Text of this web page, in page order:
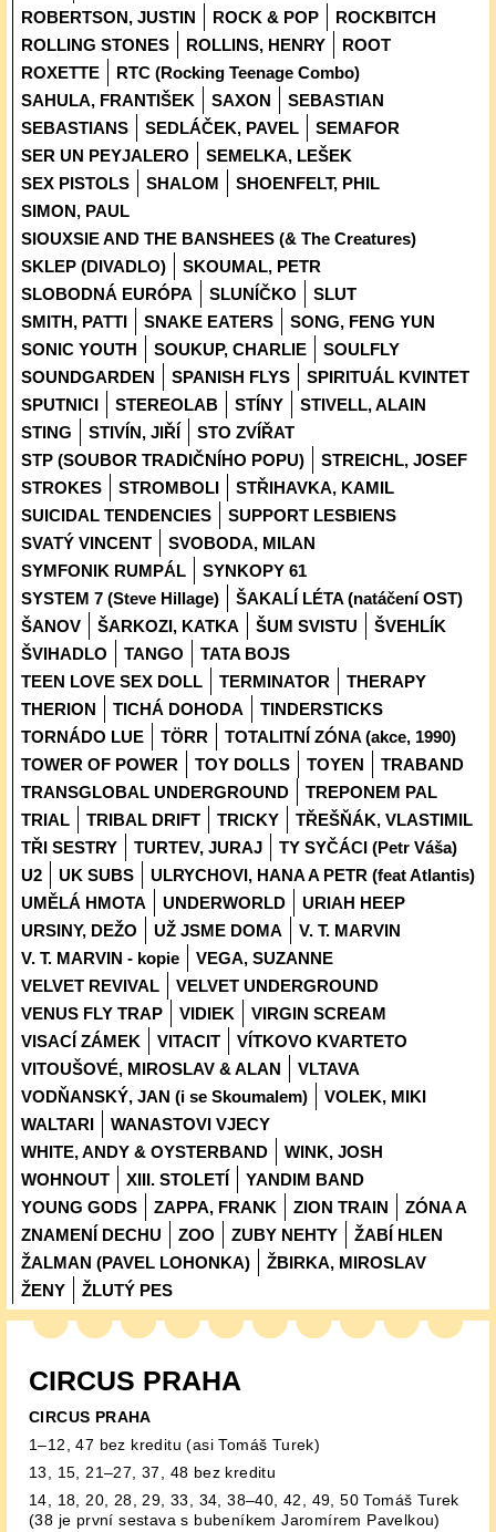
ROBERTSON, JUSTIN
ROCK & POP
ROCKBITCH
ROLLING STONES
ROLLINS, HENRY
ROOT
ROXETTE
RTC (Rocking Teenage Combo)
SAHULA, FRANTIŠEK
SAXON
SEBASTIAN
SEBASTIANS
SEDLÁČEK, PAVEL
SEMAFOR
SER UN PEYJALERO
SEMELKA, LEŠEK
SEX PISTOLS
SHALOM
SHOENFELT, PHIL
SIMON, PAUL
SIOUXSIE AND THE BANSHEES (& The Creatures)
SKLEP (DIVADLO)
SKOUMAL, PETR
SLOBODNÁ EURÓPA
SLUNÍČKO
SLUT
SMITH, PATTI
SNAKE EATERS
SONG, FENG YUN
SONIC YOUTH
SOUKUP, CHARLIE
SOULFLY
SOUNDGARDEN
SPANISH FLYS
SPIRITUÁL KVINTET
SPUTNICI
STEREOLAB STÍNY
STIVELL, ALAIN
STING
STIVÍN, JIŘÍ
STO ZVÍŘAT
STP (SOUBOR TRADIČNÍHO POPU)
STREICHL, JOSEF
STROKES
STROMBOLI
STŘIHAVKA, KAMIL
SUICIDAL TENDENCIES
SUPPORT LESBIENS
SVATÝ VINCENT
SVOBODA, MILAN
SYMFONIK RUMPÁL
SYNKOPY 61
SYSTEM 7 (Steve Hillage)
ŠAKALÍ LÉTA (natáčení OST)
ŠANOV
ŠARKOZI, KATKA ŠUM SVISTU
ŠVEHLÍK
ŠVIHADLO
TANGO
TATA BOJS
TEEN LOVE SEX DOLL
TERMINATOR
THERAPY
THERION
TICHÁ DOHODA
TINDERSTICKS
TORNÁDO LUE
TÖRR
TOTALITNÍ ZÓNA (akce, 1990)
TOWER OF POWER
TOY DOLLS TOYEN
TRABAND
TRANSGLOBAL UNDERGROUND
TREPONEM PAL
TRIAL
TRIBAL DRIFT TRICKY
TŘEŠŇÁK, VLASTIMIL
TŘI SESTRY
TURTEV, JURAJ
TY SYČÁCI (Petr Váša)
U2
UK SUBS
ULRYCHOVI, HANA A PETR (feat Atlantis)
UMĚLÁ HMOTA
UNDERWORLD
URIAH HEEP
URSINY, DEŽO
UŽ JSME DOMA
V. T. MARVIN
V. T. MARVIN - kopie
VEGA, SUZANNE
VELVET REVIVAL
VELVET UNDERGROUND
VENUS FLY TRAP
VIDIEK
VIRGIN SCREAM
VISACÍ ZÁMEK
VITACIT
VÍTKOVO KVARTETO
VITOUŠOVÉ, MIROSLAV & ALAN
VLTAVA
VODŇANSKÝ, JAN (i se Skoumalem)
VOLEK, MIKI
WALTARI
WANASTOVI VJECY
WHITE, ANDY & OYSTERBAND
WINK, JOSH
WOHNOUT
XIII. STOLETÍ
YANDIM BAND
YOUNG GODS
ZAPPA, FRANK ZION TRAIN
ZÓNA A
ZNAMENÍ DECHU
ZOO ZUBY NEHTY
ŽABÍ HLEN
ŽALMAN (PAVEL LOHONKA)
ŽBIRKA, MIROSLAV
ŽENY
ŽLUTÝ PES
CIRCUS PRAHA
CIRCUS PRAHA
1–12, 47 bez kreditu (asi Tomáš Turek)
13, 15, 21–27, 37, 48 bez kreditu
14, 18, 20, 28, 29, 33, 34, 38–40, 42, 49, 50 Tomáš Turek
(38 je první sestava s bubeníkem Jaromírem Pavelkou)